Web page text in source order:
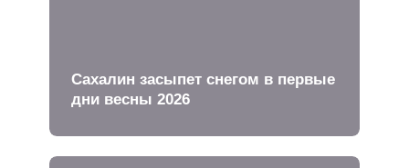
Сахалин засыпет снегом в первые
дни весны 2026